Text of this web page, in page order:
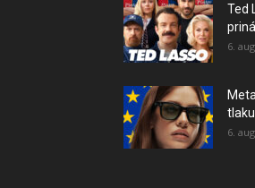
Ted
6.
6.